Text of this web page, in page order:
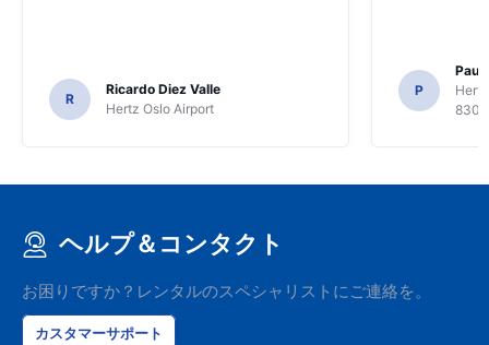
R
Ricardo Diez Valle
Hertz Oslo Airport
P
Paul
8300
ヘルプ＆コンタクト
お困りですか？レンタルのスペシャリストにご連絡を。
カスタマーサポート